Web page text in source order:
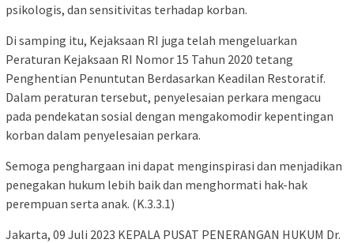
psikologis, dan sensitivitas terhadap korban.
Di samping itu, Kejaksaan RI juga telah mengeluarkan
Peraturan Kejaksaan RI Nomor 15 Tahun 2020 tetang
Penghentian Penuntutan Berdasarkan Keadilan Restoratif.
Dalam peraturan tersebut, penyelesaian perkara mengacu
pada pendekatan sosial dengan mengakomodir kepentingan
korban dalam penyelesaian perkara.
Semoga penghargaan ini dapat menginspirasi dan menjadikan
penegakan hukum lebih baik dan menghormati hak-hak
perempuan serta anak. (K.3.3.1)
Jakarta, 09 Juli 2023 KEPALA PUSAT PENERANGAN HUKUM Dr.